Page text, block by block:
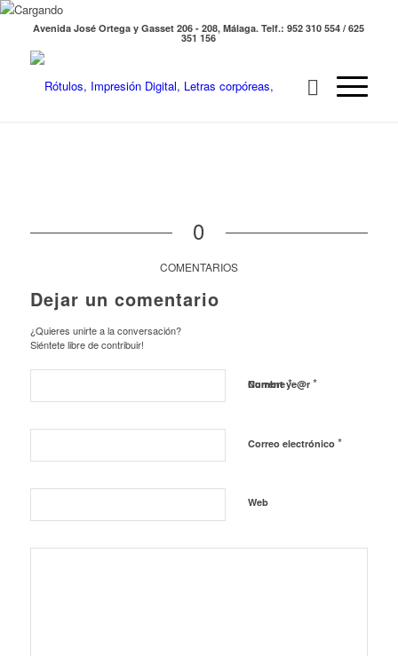
Avenida José Ortega y Gasset 206 - 208, Málaga. Telf.: 952 310 554 / 625
351 156
0
COMENTARIOS
Dejar un comentario
¿Quieres unirte a la conversación?
Siéntete libre de contribuir!
Nombre*
Correo electrónico *
Web
Current ye@r *